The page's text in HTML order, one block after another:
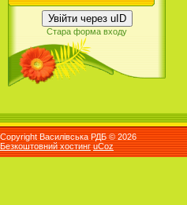
Увійти через uID
Стара форма входу
Copyright Василівська РДБ © 2026
Безкоштовний хостинг uCoz